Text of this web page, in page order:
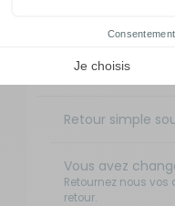
Transporteur
Retour simple
Vous avez
Retournez nous
retour.